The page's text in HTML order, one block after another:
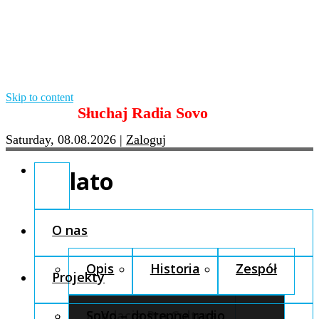
Skip to content
Słuchaj Radia Sovo
Saturday, 08.08.2026 | Zaloguj
O nas
Opis Historia Zespół
Fundacja Pro Cultura
Projekty
SoVo – dostępne radio
lato